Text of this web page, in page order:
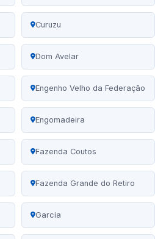
Curuzu
Dom Avelar
Engenho Velho da Federação
Engomadeira
Fazenda Coutos
Fazenda Grande do Retiro
Garcia